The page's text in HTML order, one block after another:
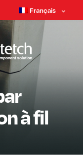
Français
à fil